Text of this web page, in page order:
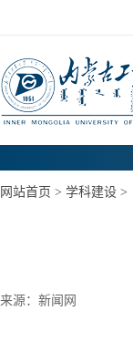
网站首页 > 学科建设 >
来源：新闻网